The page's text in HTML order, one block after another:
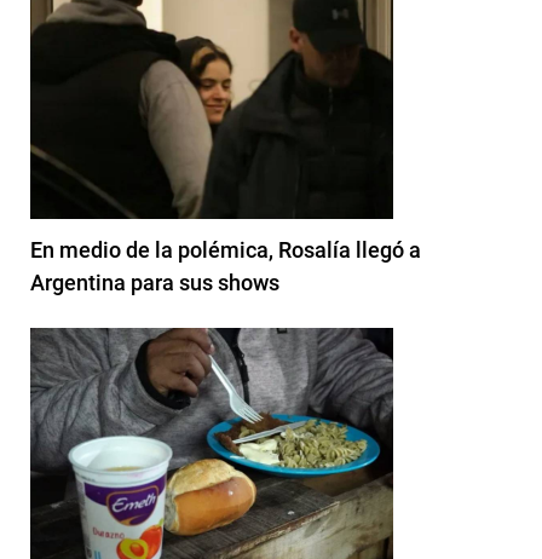
En medio de la polémica, Rosalía llegó a
Argentina para sus shows